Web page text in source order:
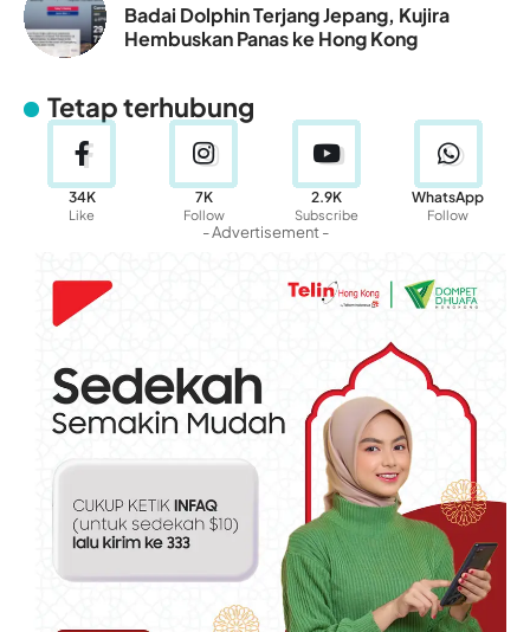
Badai Dolphin Terjang Jepang, Kujira
Hembuskan Panas ke Hong Kong
Tetap terhubung
34K
Like
7K
Follow
2.9K
Subscribe
WhatsApp
Follow
- Advertisement -